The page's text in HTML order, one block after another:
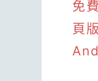
免
頁